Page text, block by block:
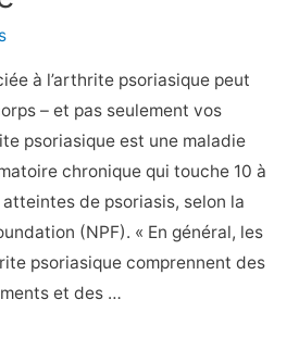
à l’arthrite psoriasique peut
– et pas seulement vos
psoriasique est une maladie
chronique qui touche 10 à
de psoriasis, selon la
(NPF). « En général, les
psoriasique comprennent des
et des …